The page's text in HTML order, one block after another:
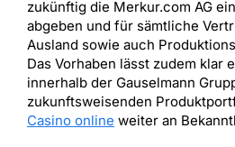
zukünftig die Merkur.com AG
abgeben und für sämtliche
Ausland sowie auch
Das Vorhaben lässt zudem klar
innerhalb der Gauselmann
zukunftsweisenden
Casino online weiter an